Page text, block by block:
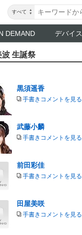
すべて
DEMAND デバイス
生誕祭
黒須遥香
手書きコメントを見る
武藤小麟
手書きコメントを見る
前田彩佳
手書きコメントを見る
田屋美咲
手書きコメントを見る